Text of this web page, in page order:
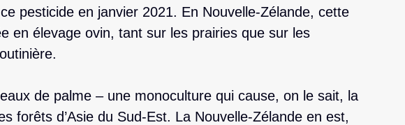
pesticide en janvier 2021. En Nouvelle-Zélande, cette
en élevage ovin, tant sur les prairies que sur les
de palme – une monoculture qui cause, on le sait, la
forêts d’Asie du Sud-Est. La Nouvelle-Zélande en est,